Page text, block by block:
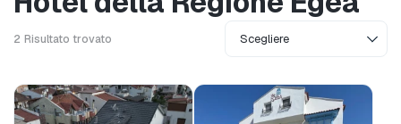
Esplorare
2 Risultato trovato